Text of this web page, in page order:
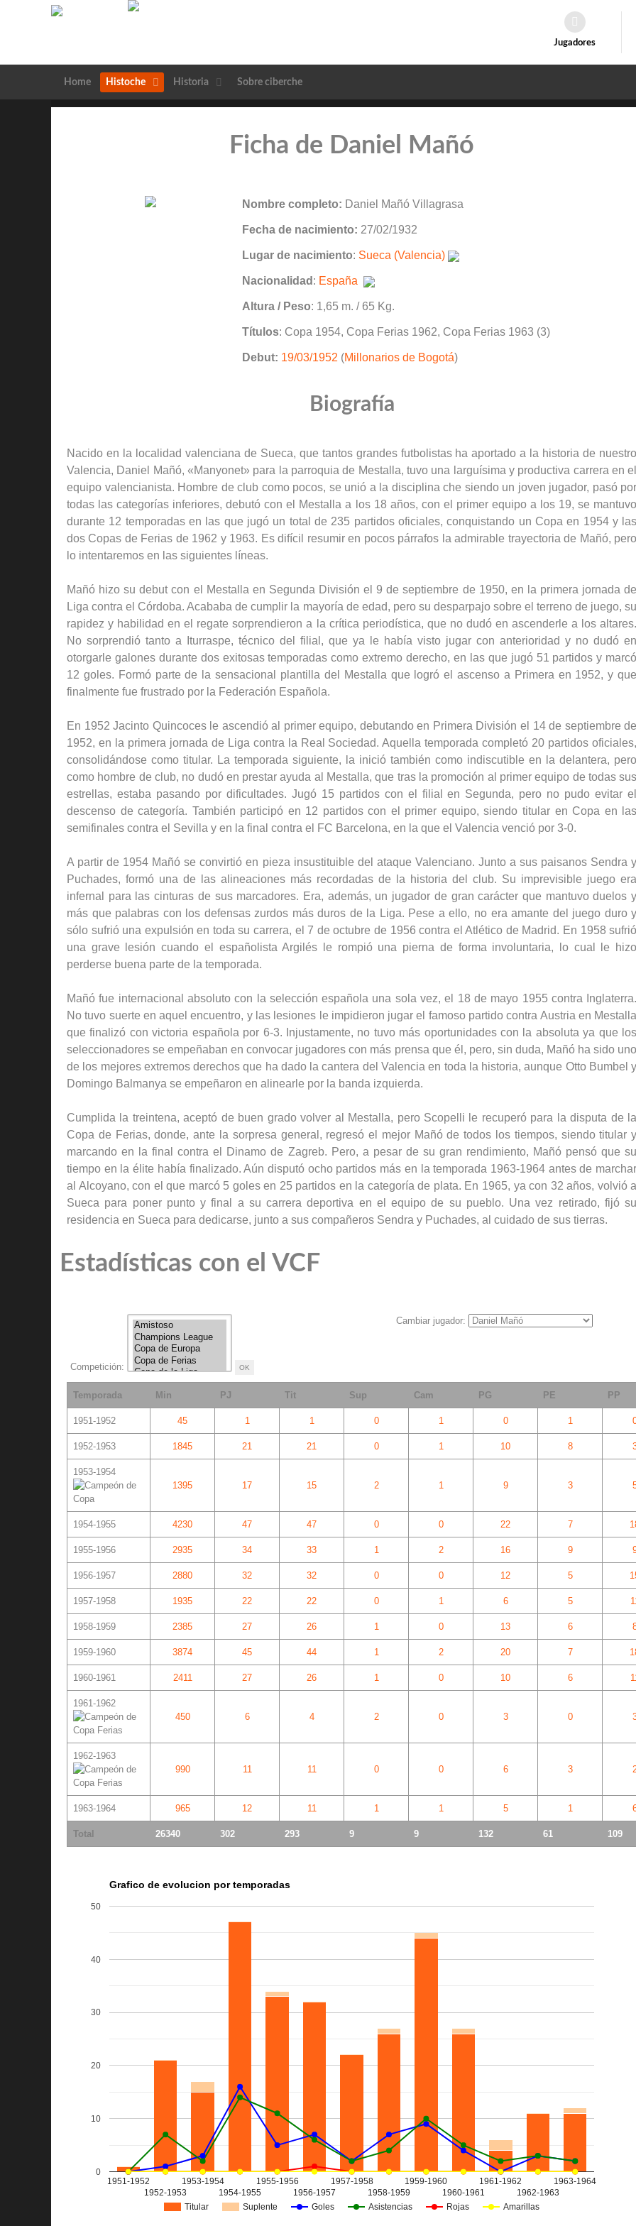
Jugadores
Home Histoche Historia Sobre ciberche
Ficha de Daniel Mañó
Nombre completo: Daniel Mañó Villagrasa
Fecha de nacimiento: 27/02/1932
Lugar de nacimiento: Sueca (Valencia)
Nacionalidad : España
Altura / Peso: 1,65 m. / 65 Kg.
Títulos: Copa 1954, Copa Ferias 1962, Copa Ferias 1963 (3)
Debut: 19/03/1952 (Millonarios de Bogotá)
Biografía
Nacido en la localidad valenciana de Sueca, que tantos grandes futbolistas ha aportado a la historia de nuestro
Valencia, Daniel Mañó, «Manyonet» para la parroquia de Mestalla, tuvo una larguísima y productiva carrera en el
equipo valencianista. Hombre de club como pocos, se unió a la disciplina che siendo un joven jugador, pasó por
todas las categorías inferiores, debutó con el Mestalla a los 18 años, con el primer equipo a los 19, se mantuvo
durante 12 temporadas en las que jugó un total de 235 partidos oficiales, conquistando un Copa en 1954 y las
dos Copas de Ferias de 1962 y 1963. Es difícil resumir en pocos párrafos la admirable trayectoria de Mañó, pero
lo intentaremos en las siguientes líneas.
Mañó hizo su debut con el Mestalla en Segunda División el 9 de septiembre de 1950, en la primera jornada de
Liga contra el Córdoba. Acababa de cumplir la mayoría de edad, pero su desparpajo sobre el terreno de juego, su
rapidez y habilidad en el regate sorprendieron a la crítica periodística, que no dudó en ascenderle a los altares.
No sorprendió tanto a Iturraspe, técnico del filial, que ya le había visto jugar con anterioridad y no dudó en
otorgarle galones durante dos exitosas temporadas como extremo derecho, en las que jugó 51 partidos y marcó
12 goles. Formó parte de la sensacional plantilla del Mestalla que logró el ascenso a Primera en 1952, y que
finalmente fue frustrado por la Federación Española.
En 1952 Jacinto Quincoces le ascendió al primer equipo, debutando en Primera División el 14 de septiembre de
1952, en la primera jornada de Liga contra la Real Sociedad. Aquella temporada completó 20 partidos oficiales,
consolidándose como titular. La temporada siguiente, la inició también como indiscutible en la delantera, pero
como hombre de club, no dudó en prestar ayuda al Mestalla, que tras la promoción al primer equipo de todas sus
estrellas, estaba pasando por dificultades. Jugó 15 partidos con el filial en Segunda, pero no pudo evitar el
descenso de categoría. También participó en 12 partidos con el primer equipo, siendo titular en Copa en las
semifinales contra el Sevilla y en la final contra el FC Barcelona, en la que el Valencia venció por 3-0.
A partir de 1954 Mañó se convirtió en pieza insustituible del ataque Valenciano. Junto a sus paisanos Sendra y
Puchades, formó una de las alineaciones más recordadas de la historia del club. Su imprevisible juego era
infernal para las cinturas de sus marcadores. Era, además, un jugador de gran carácter que mantuvo duelos y
más que palabras con los defensas zurdos más duros de la Liga. Pese a ello, no era amante del juego duro y
sólo sufrió una expulsión en toda su carrera, el 7 de octubre de 1956 contra el Atlético de Madrid. En 1958 sufrió
una grave lesión cuando el españolista Argilés le rompió una pierna de forma involuntaria, lo cual le hizo
perderse buena parte de la temporada.
Mañó fue internacional absoluto con la selección española una sola vez, el 18 de mayo 1955 contra Inglaterra.
No tuvo suerte en aquel encuentro, y las lesiones le impidieron jugar el famoso partido contra Austria en Mestalla
que finalizó con victoria española por 6-3. Injustamente, no tuvo más oportunidades con la absoluta ya que los
seleccionadores se empeñaban en convocar jugadores con más prensa que él, pero, sin duda, Mañó ha sido uno
de los mejores extremos derechos que ha dado la cantera del Valencia en toda la historia, aunque Otto Bumbel y
Domingo Balmanya se empeñaron en alinearle por la banda izquierda.
Cumplida la treintena, aceptó de buen grado volver al Mestalla, pero Scopelli le recuperó para la disputa de la
Copa de Ferias, donde, ante la sorpresa general, regresó el mejor Mañó de todos los tiempos, siendo titular y
marcando en la final contra el Dinamo de Zagreb. Pero, a pesar de su gran rendimiento, Mañó pensó que su
tiempo en la élite había finalizado. Aún disputó ocho partidos más en la temporada 1963-1964 antes de marchar
al Alcoyano, con el que marcó 5 goles en 25 partidos en la categoría de plata. En 1965, ya con 32 años, volvió a
Sueca para poner punto y final a su carrera deportiva en el equipo de su pueblo. Una vez retirado, fijó su
residencia en Sueca para dedicarse, junto a sus compañeros Sendra y Puchades, al cuidado de sus tierras.
Estadísticas con el VCF
Competición:
Cambiar jugador:
Temporada Min PJ Tit Sup Cam PG PE PP
1951-1952 45 1 1 0 1 0 1
1952-1953 1845 21 21 0 1 10 8
1953-1954
1395
17 15 2 1 9 3
1954-1955 4230 47 47 0 0 22 7
1955-1956 2935 34 33 1 2 16 9
1956-1957 2880 32 32 0 0 12 5
1957-1958 1935 22 22 0 1 6 5
1958-1959 2385 27 26 1 0 13 6
1959-1960 3874 45 44 1 2 20 7
1960-1961 2411 27 26 1 0 10 6
1961-1962
450
6 4 2 0 3 0
1962-1963
990
11 11 0 0 6 3
1963-1964 965 12 11 1 1 5 1
Total 26340 302 293 9 9 132 61 109
Grafico de evolucion por temporadas
Titular Suplente Goles Asistencias Rojas Amarillas
1951-1952
1952-1953
1953-1954
1954-1955
1955-1956
1956-1957
1957-1958
1958-1959
1959-1960
1960-1961
1961-1962
1962-1963
1963-1964
0
10
20
30
40
50